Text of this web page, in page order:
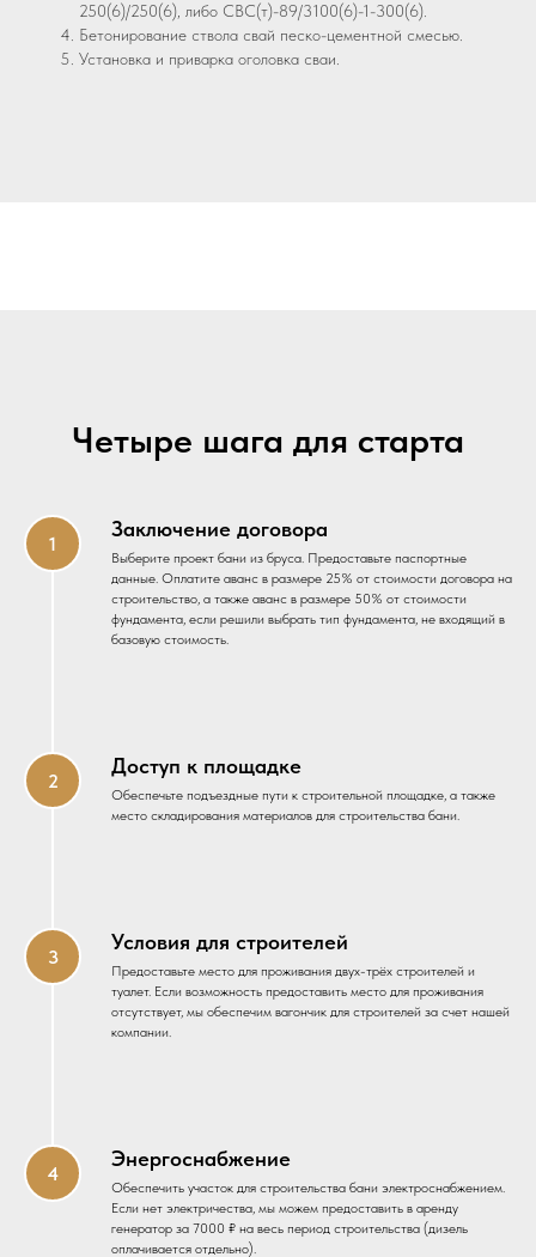
250(6)/250(6), либо СВС(т)-89/3100(6)-1-300(6).
Бетонирование ствола свай песко-цементной смесью.
Установка и приварка оголовка сваи.
Четыре шага для старта
Заключение договора
Выберите проект бани из бруса. Предоставьте паспортные
данные. Оплатите аванс в размере 25% от стоимости договора на
строительство, а также аванс в размере 50% от стоимости
фундамента, если решили выбрать тип фундамента, не входящий в
базовую стоимость.
Доступ к площадке
Обеспечьте подъездные пути к строительной площадке, а также
место складирования материалов для строительства бани.
Условия для строителей
Предоставьте место для проживания двух-трёх строителей и
туалет. Если возможность предоставить место для проживания
отсутствует, мы обеспечим вагончик для строителей за счет нашей
компании.
Энергоснабжение
Обеспечить участок для строительства бани электроснабжением.
Если нет электричества, мы можем предоставить в аренду
генератор за 7000 ₽ на весь период строительства (дизель
оплачивается отдельно).